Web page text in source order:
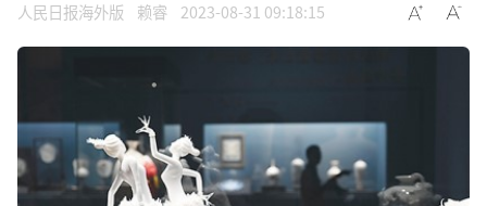
人民日报海外版 赖睿 2023-08-31 09:18:15